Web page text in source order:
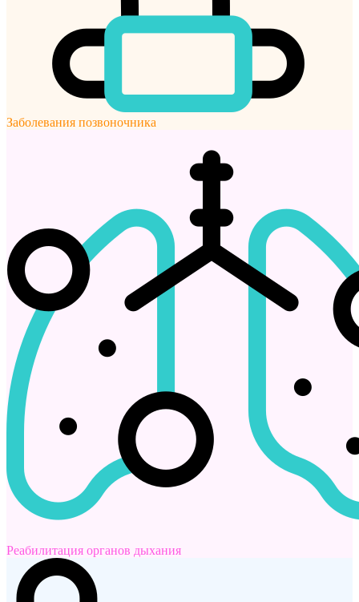
Заболевания позвоночника
Реабилитация органов дыхания